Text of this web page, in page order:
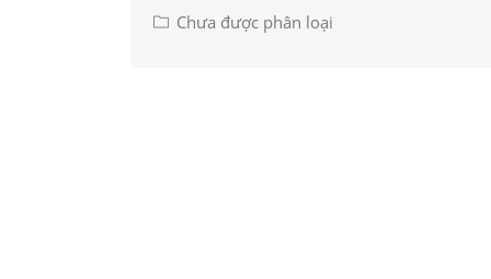
Chưa được phân loại